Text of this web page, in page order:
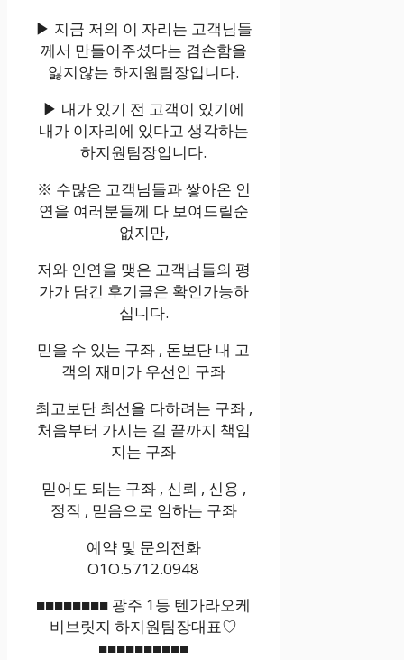
▶ 지금 저의 이 자리는 고객님들
께서 만들어주셨다는 겸손함을
잃지않는 하지원팀장입니다.
▶ 내가 있기 전 고객이 있기에
내가 이자리에 있다고 생각하는
하지원팀장입니다.
※ 수많은 고객님들과 쌓아온 인
연을 여러분들께 다 보여드릴순
없지만,
저와 인연을 맺은 고객님들의 평
가가 담긴 후기글은 확인가능하
십니다.
믿을 수 있는 구좌 , 돈보단 내 고
객의 재미가 우선인 구좌
최고보단 최선을 다하려는 구좌 ,
처음부터 가시는 길 끝까지 책임
지는 구좌
믿어도 되는 구좌 , 신뢰 , 신용 ,
정직 , 믿음으로 임하는 구좌
예약 및 문의전화
O1O.5712.0948
■■■■■■■■ 광주 1등 텐가라오케
비브릿지 하지원팀장대표♡
■■■■■■■■■■